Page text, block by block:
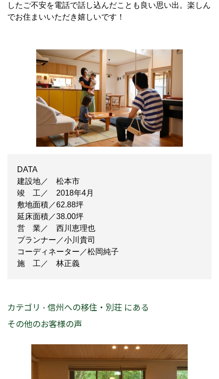
したご不安を電話で話し込んだことも良い思い出。楽しん
でお住まいいただき嬉しいです！
DATA
建設地／ 松本市
竣 工／ 2018年4月
敷地面積／62.88坪
延床面積／38.00坪
営 業／ 西川恵理也
プランナー／小川貴司
コーディネーター／松岡純子
施 工／ 林正義
カテゴリ - 信州への移住・別荘 にある
その他のお客様の声